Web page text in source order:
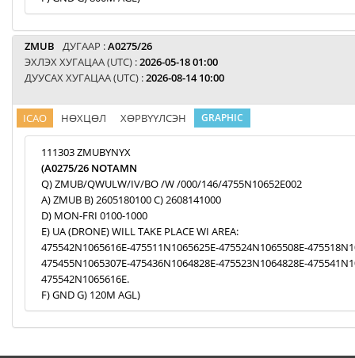
ZMUB ДУГААР :A0275/26
ЭХЛЭХ ХУГАЦАА (UTC) :2026-05-18 01:00
ДУУСАХ ХУГАЦАА (UTC) :2026-08-14 10:00
ICAO НӨХЦӨЛ ХӨРВҮҮЛСЭН GRAPHIC
111303 ZMUBYNYX
(A0275/26 NOTAMN
Q) ZMUB/QWULW/IV/BO /W /000/146/4755N10652E002
A) ZMUB B) 2605180100 C) 2608141000
D) MON-FRI 0100-1000
E) UA (DRONE) WILL TAKE PLACE WI AREA:
475542N1065616E-475511N1065625E-475524N1065508E-
475455N1065307E-475436N1064828E-475523N1064828E-
475542N1065616E.
F) GND G) 120M AGL)